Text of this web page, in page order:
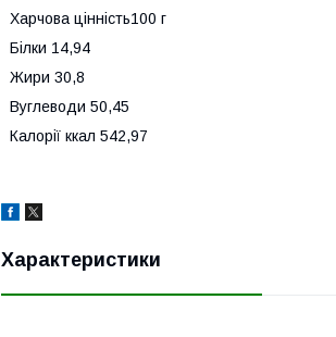
Харчова цінність100 г
Білки 14,94
Жири 30,8
Вуглеводи 50,45
Калорії ккал 542,97
Характеристики